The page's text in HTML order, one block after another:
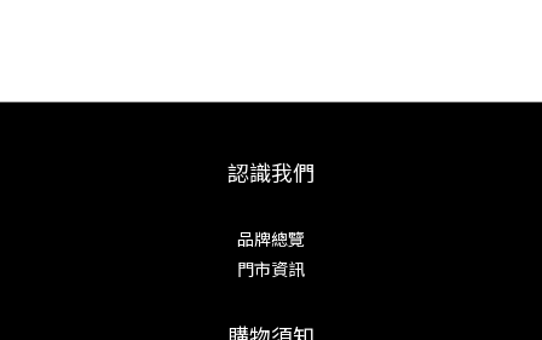
認識我們
品牌總覽
門市資訊